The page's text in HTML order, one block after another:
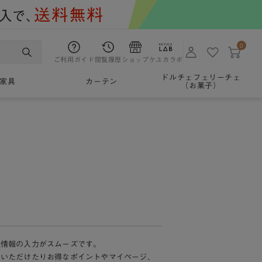
ご利用ガイド 閲覧履歴 ショップケユカラボ
0
家具 カーテン
ドルチェフェリーチェ
（お菓子）
報の入力がスムーズです。
ただけたりお得なポイントやマイページ、